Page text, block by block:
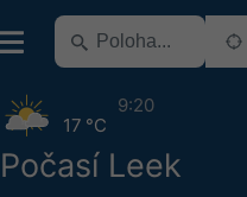
Počasí Leek
17 °C
9:20